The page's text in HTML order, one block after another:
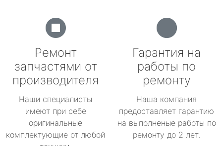
Ремонт
запчастями от
производителя
Наши специалисты
имеют при себе
оригинальные
комплектующие от любой
Гарантия на
работы по
ремонту
Наша компания
предоставляет гарантию
на выполненые работы по
ремонту до 2 лет.